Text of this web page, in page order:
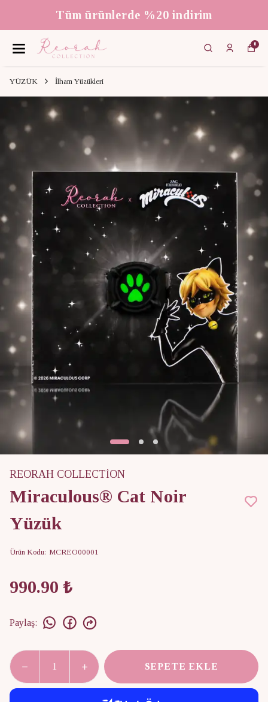
3000 ₺ üzeri ücretsiz kargo
0
YÜZÜK İlham Yüzükleri
REORAH COLLECTİON
Miraculous® Cat Noir
Yüzük
Ürün Kodu: MCREO00001
990.90 ₺
Paylaş:
SEPETE EKLE